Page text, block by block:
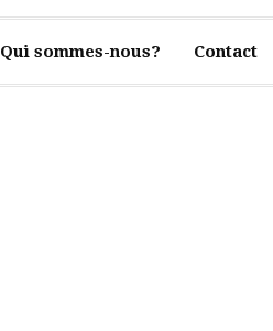
Qui sommes-nous? Contact